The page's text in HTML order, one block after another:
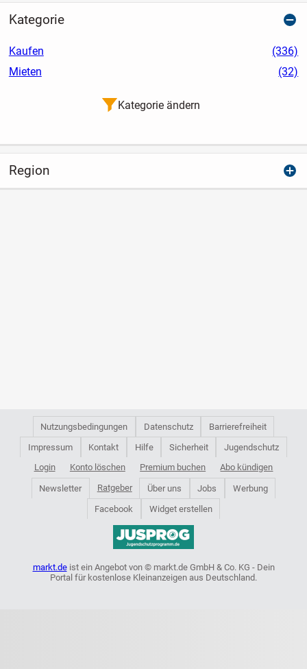
Kategorie
Kaufen
(336)
Mieten
(32)
Kategorie ändern
Region
Nutzungsbedingungen Datenschutz
Barrierefreiheit
Impressum
Kontakt Hilfe Sicherheit
Jugendschutz
Login
Konto löschen Premium buchen Abo kündigen
Newsletter Ratgeber Über uns Jobs
Werbung
Facebook
Widget erstellen
markt.deist ein Angebot von © markt.de GmbH & Co. KG - Dein
Portal für kostenlose Kleinanzeigen aus Deutschland.